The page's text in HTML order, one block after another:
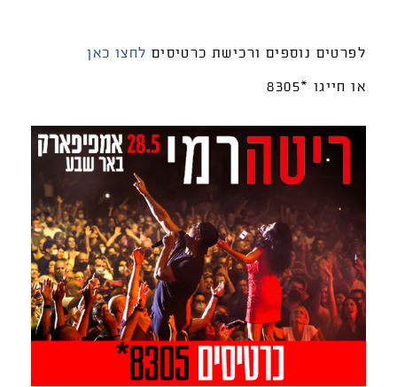
לפרטים נוספים ורכישת כרטיסים לחצו כאן
או חייגו *8305